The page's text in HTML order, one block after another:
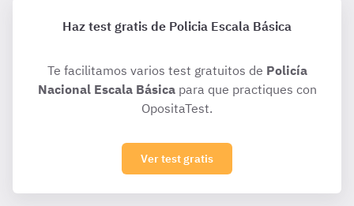
Haz test gratis de Policia Escala Básica
Te facilitamos varios test gratuitos de Policía
Nacional Escala Básicapara que practiques con
OpositaTest.
Ver test gratis